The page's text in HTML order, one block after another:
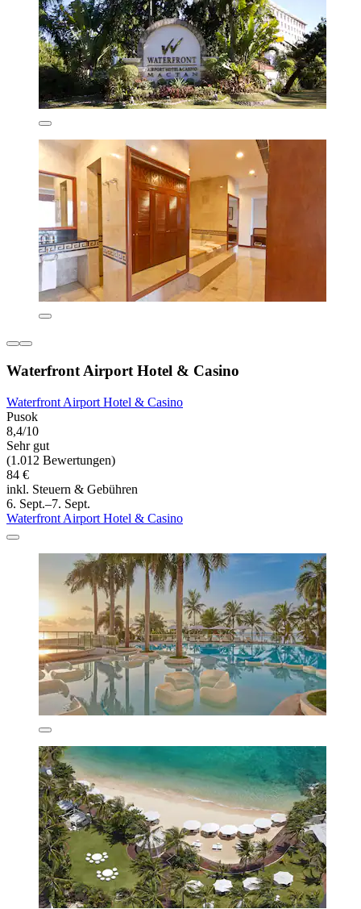
Waterfront Airport Hotel & Casino
Waterfront Airport Hotel & Casino
Pusok
8,4/10
Sehr gut
(1.012 Bewertungen)
84 €
inkl. Steuern & Gebühren
6. Sept.–7. Sept.
Waterfront Airport Hotel & Casino